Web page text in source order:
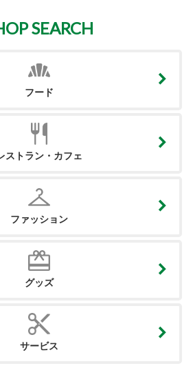
SEARCH
フード
ストラン・カフェ
ファッション
グッズ
サービス